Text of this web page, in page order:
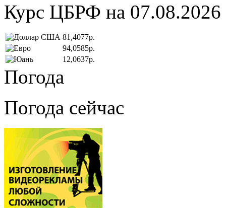
Курс ЦБРФ на 07.08.2026
81,4077р.
94,0585р.
12,0637р.
Погода
Погода сейчас